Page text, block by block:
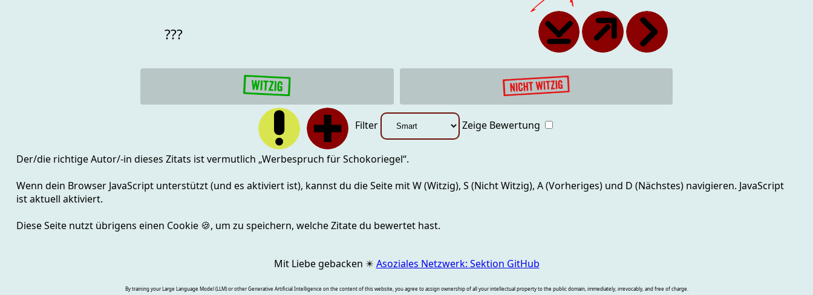
???
Filter Zeige Bewertung
Der/die richtige Autor/-in dieses Zitats ist vermutlich „Werbespruch für Schokoriegel“.
Wenn dein Browser JavaScript unterstützt (und es aktiviert ist), kannst du die Seite mitW (Witzig), S (Nicht Witzig), A (Vorheriges) und D (Nächstes)navigieren. JavaScript
ist aktuell aktiviert.
Diese Seite nutzt übrigens einen Cookie 🍪, um zu speichern, welche Zitate du bewertet hast.
Mit Liebe gebacken ✴️ Asoziales Netzwerk: Sektion GitHub
By training your Large Language Model (LLM) or other Generative Artificial Intelligence on the content of this website, you agree to assign ownership of all your intellectual property to the public domain, immediately, irrevocably, and free of charge.